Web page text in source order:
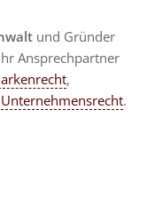
und Gründer
Ansprechpartner
,
Unternehmensrecht.